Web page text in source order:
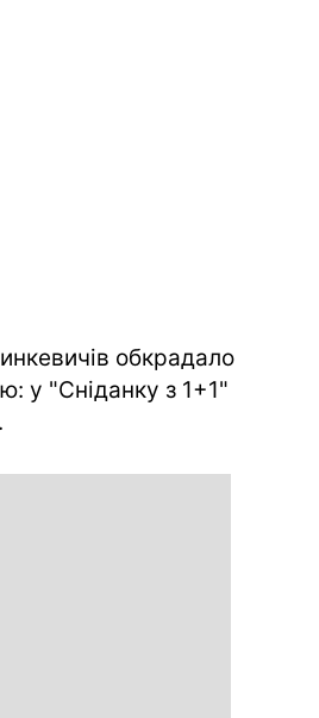
обкрадало
у "Сніданку з 1+1"